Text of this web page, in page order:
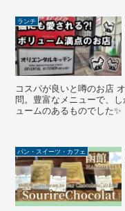
ランチ
コスパが良いと噂のお店
問。豊富なメニューで、
ュームのあるものでした✨
パン・スイーツ・カフェ